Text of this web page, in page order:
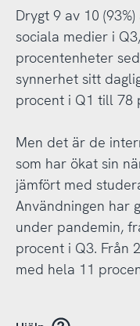
Drygt 9 av 10
sociala medier i
procentenheter
synnerhet sitt
procent i Q1 till 78
Men det är de
som har ökat sin
jämfört med
Användningen har
under pandemin,
procent i Q3. Från
med hela 11